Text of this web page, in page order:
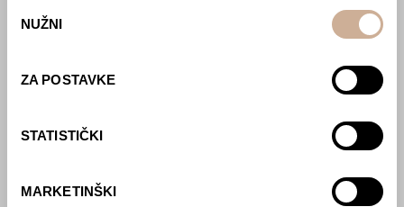
pristanka
NUŽNI
ZA POSTAVKE
STATISTIČKI
MARKETINŠKI